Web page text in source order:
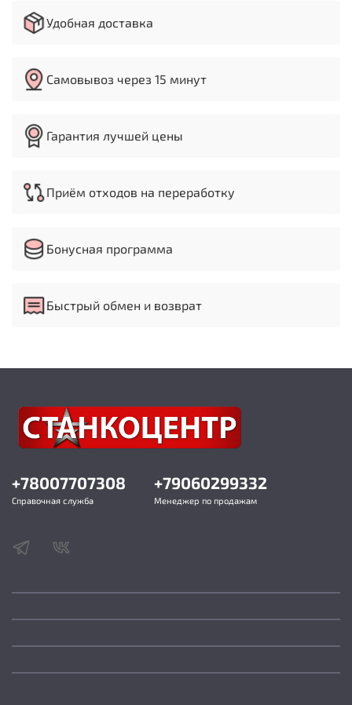
Удобная доставка
Самовывоз через 15 минут
Гарантия лучшей цены
Приём отходов на переработку
Бонусная программа
Быстрый обмен и возврат
+78007707308
Справочная служба
+79060299332
Менеджер по продажам